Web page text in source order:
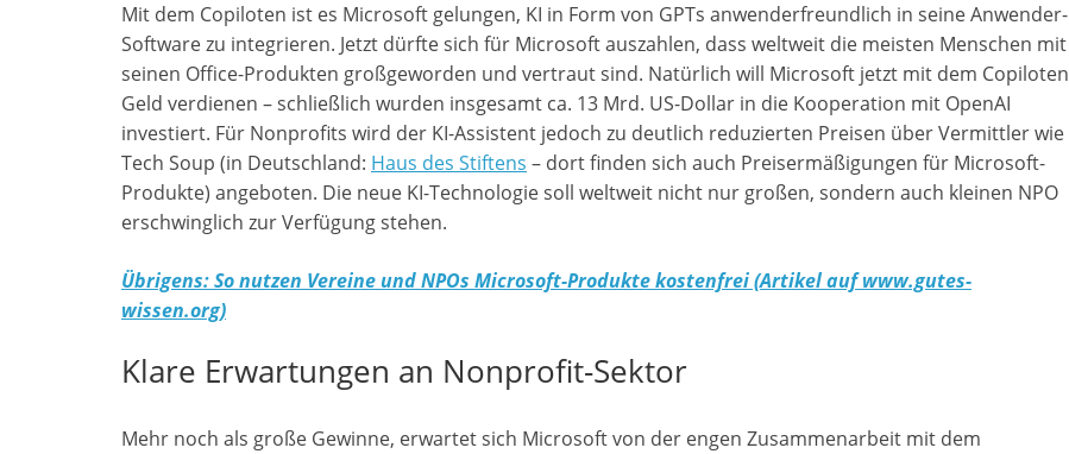
Mit dem Copiloten ist es Microsoft gelungen, KI in Form von GPTs anwenderfreundlich in seine Anwender-
Software zu integrieren. Jetzt dürfte sich für Microsoft auszahlen, dass weltweit die meisten Menschen mit
seinen Office-Produkten großgeworden und vertraut sind. Natürlich will Microsoft jetzt mit dem Copiloten
Geld verdienen – schließlich wurden insgesamt ca. 13 Mrd. US-Dollar in die Kooperation mit OpenAI
investiert. Für Nonprofits wird der KI-Assistent jedoch zu deutlich reduzierten Preisen über Vermittler wie
Tech Soup (in Deutschland: Haus des Stiftens – dort finden sich auch Preisermäßigungen für Microsoft-
Produkte) angeboten. Die neue KI-Technologie soll weltweit nicht nur großen, sondern auch kleinen NPO
erschwinglich zur Verfügung stehen.
Übrigens: So nutzen Vereine und NPOs Microsoft-Produkte kostenfrei (Artikel auf www.gutes-
wissen.org)
Klare Erwartungen an Nonprofit-Sektor
Mehr noch als große Gewinne, erwartet sich Microsoft von der engen Zusammenarbeit mit dem